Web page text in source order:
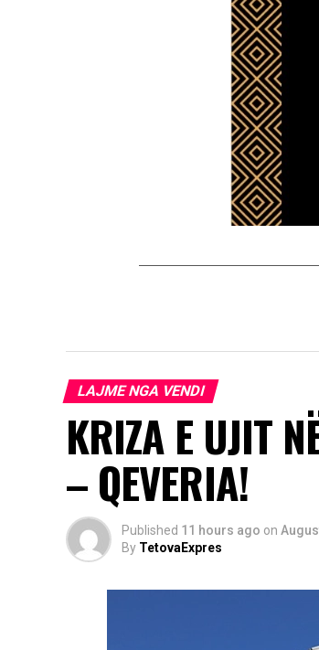
LAJME NGA VENDI
KRIZA E UJIT
– QEVERIA!
Published 11 hours ago on
By TetovaExpres